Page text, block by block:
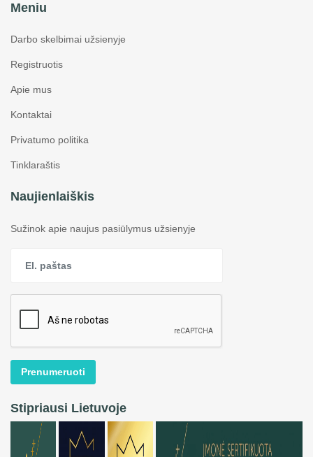
Meniu
Darbo skelbimai užsienyje
Registruotis
Apie mus
Kontaktai
Privatumo politika
Tinklaraštis
Naujienlaiškis
Sužinok apie naujus pasiūlymus užsienyje
Prenumeruoti
Stipriausi Lietuvoje